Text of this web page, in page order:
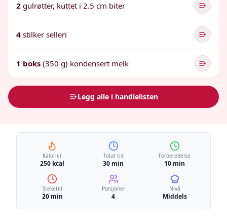
2 gulrøtter, kuttet i 2.5 cm biter
4 stilker selleri
1 boks (350 g) kondensert melk
Legg alle i handlelisten
Kalorier
250 kcal
Total tid
30 min
Forberedelse
10 min
Steketid
20 min
Porsjoner
4
Nivå
Middels